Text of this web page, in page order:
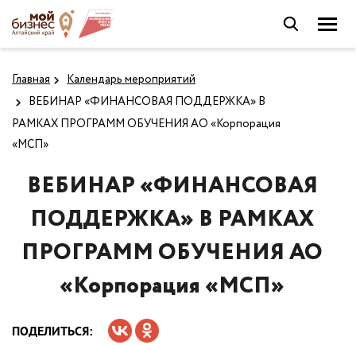
Главная
Календарь мероприятий
ВЕБИНАР «ФИНАНСОВАЯ ПОДДЕРЖКА» В
РАМКАХ ПРОГРАММ ОБУЧЕНИЯ АО «Корпорация
«МСП»
ВЕБИНАР «ФИНАНСОВАЯ
ПОДДЕРЖКА» В РАМКАХ
ПРОГРАММ ОБУЧЕНИЯ АО
«Корпорация «МСП»
ПОДЕЛИТЬСЯ: